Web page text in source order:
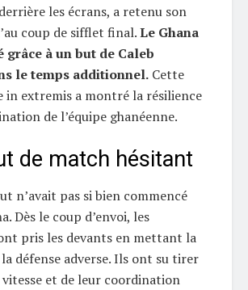
les écrans, a retenu son
coup de sifflet final.Le Ghana
grâce à un but de Caleb
le temps additionnel. Cette
in extremis a montré la résilience
de l’équipe ghanéenne.
de match hésitant
n’avait pas si bien commencé
Dès le coup d’envoi, les
pris les devants en mettant la
défense adverse. Ils ont su tirer
et de leur coordination